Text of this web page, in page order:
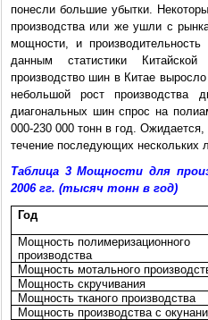
понесли большие убытки.
производства или же ушли с
мощности, и
данным статистики
производство шин в Китае
небольшой рост
диагональных шин спрос на
000-230 000 тонн в год.
течение последующих нескольких
Таблица 3 Мощности для
2006 гг. (тысяч тонн в год)
Год
Мощность полимеризационного
производства
Мощность мотального
Мощность скручивания
Мощность тканого производства
Мощность производства с